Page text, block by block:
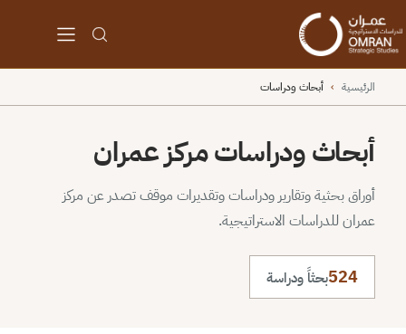
الرئيسية › أبحاث ودراسات
أبحاث ودراسات مركز عمران
أوراق بحثية وتقارير ودراسات وتقديرات موقف تصدر عن مركز
عمران للدراسات الاستراتيجية.
524بحثاً ودراسة